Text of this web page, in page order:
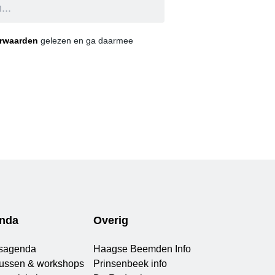
gelezen en ga daarmee
& workshops
Overig
Haagse Beemden Info
Prinsenbeek info